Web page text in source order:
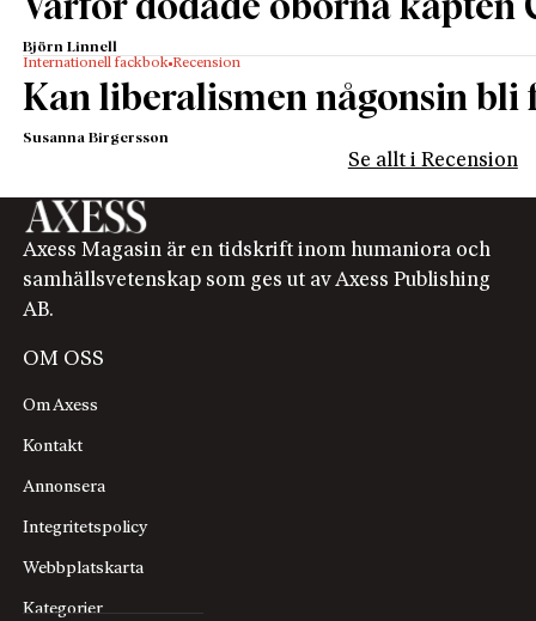
mer tveksamt att skeptikern låter sig övertygas, då
komplicerad fråga.
Ola Mårtensson. Handläggarchef,
Kristdemokraternas riksdagskansli. Tidigare
Västerviks-Tidningen
Varför dödade öborna kapten
Björn Linnell
Internationell fackbok Recension
Kan liberalismen någonsin bli
Susanna Birgersson
Se allt i Recension
Axess Magasin är en tidskrift inom humaniora och
samhällsvetenskap som ges ut av Axess Publishing
AB.
OM OSS
Om Axess
Kontakt
Annonsera
Integritetspolicy
Webbplatskarta
Kategorier